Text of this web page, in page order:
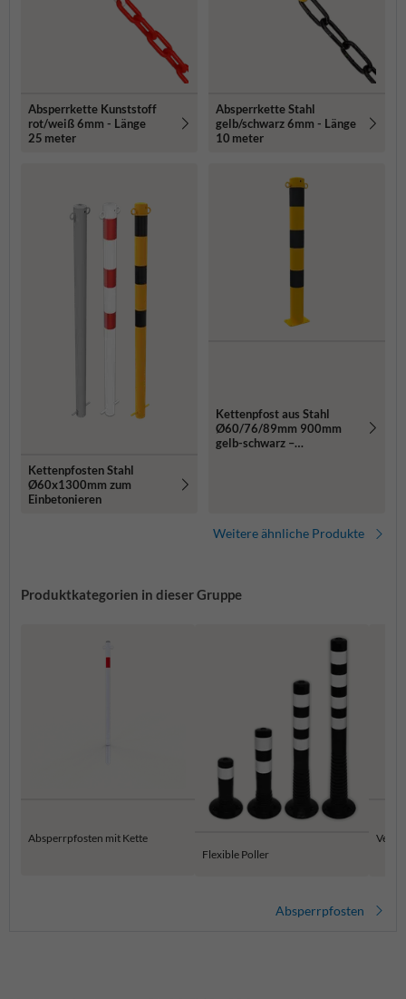
Absperrkette Kunststoff
rot/weiß 6mm - Länge
25 meter
Absperrkette Stahl
gelb/schwarz 6mm - Länge
10 meter
Kettenpfosten Stahl
Ø60x1300mm zum
Einbetonieren
Kettenpfost aus Stahl
Ø60/76/89mm 900mm
gelb-schwarz –
Weitere ähnliche Produkte
Produktkategorien in dieser Gruppe
Absperrpfosten mit Kette
Flexible Poller
Absperrpfosten